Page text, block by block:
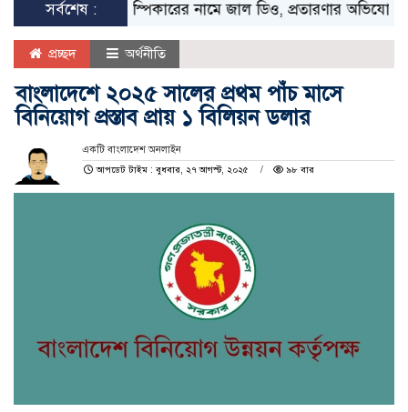
সর্বশেষ :স্পিকারের নামে জাল ডিও, প্রতারণার অভিযোগে
প্রচ্ছদ অর্থনীতি
বাংলাদেশে ২০২৫ সালের প্রথম পাঁচ মাসে
বিনিয়োগ প্রস্তাব প্রায় ১ বিলিয়ন ডলার
একটি বাংলাদেশ অনলাইন
আপডেট টাইম : বুধবার, ২৭ আগস্ট, ২০২৫
৯৮ বার